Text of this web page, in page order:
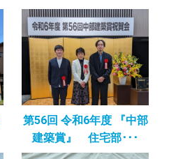
第56回 令和6年度 『中部
建築賞』 住宅部･･･